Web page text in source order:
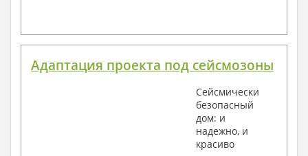
Адаптация проекта под сейсмозоны
Сейсмически
безопасный
дом: и
надежно, и
красиво